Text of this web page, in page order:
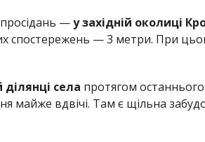
—у західній околиці
спостережень — 3 метри. При
ділянці села протягом
майже вдвічі. Там є щільна